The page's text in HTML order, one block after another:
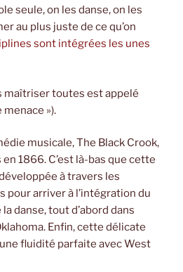
seule, on les danse, on les
au plus juste de ce qu’on
sont intégrées les unes
maîtriser toutes est appelé
»).
musicale, The Black Crook,
1866. C’est là-bas que cette
à travers les
pour arriver à l’intégration du
danse, tout d’abord dans
Enfin, cette délicate
fluidité parfaite avec West